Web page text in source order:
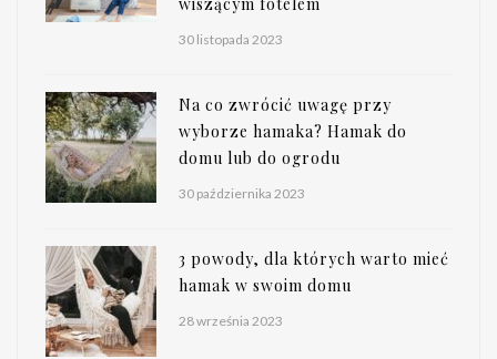
30 listopada 2023
Na co zwrócić uwagę przy
wyborze hamaka? Hamak do
domu lub do ogrodu
30 października 2023
3 powody, dla których warto mieć
hamak w swoim domu
28 września 2023